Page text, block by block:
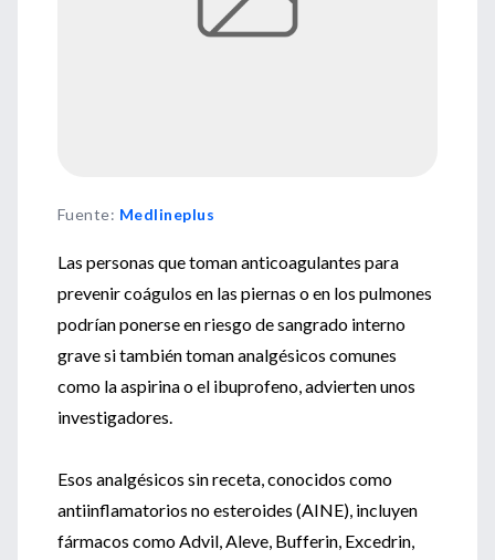
Fuente: Medlineplus
Las personas que toman anticoagulantes para
prevenir coágulos en las piernas o en los pulmones
podrían ponerse en riesgo de sangrado interno
grave si también toman analgésicos comunes
como la aspirina o el ibuprofeno, advierten unos
investigadores.
Esos analgésicos sin receta, conocidos como
antiinflamatorios no esteroides (AINE), incluyen
fármacos como Advil, Aleve, Bufferin, Excedrin,